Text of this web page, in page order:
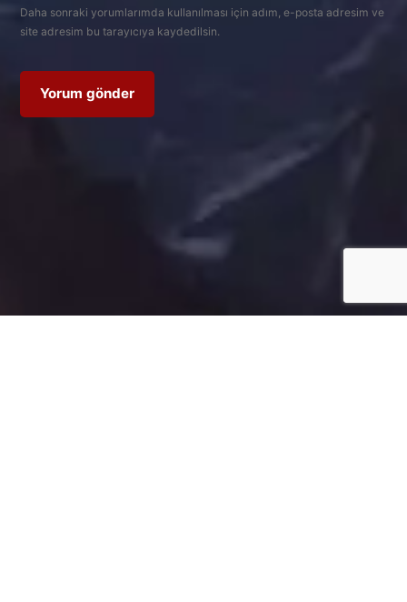
Daha sonraki yorumlarımda kullanılması için adım, e-posta adresim ve
site adresim bu tarayıcıya kaydedilsin.